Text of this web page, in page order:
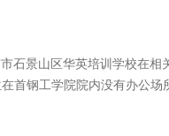
石景山区华英培训学校在
首钢工学院院内没有办公